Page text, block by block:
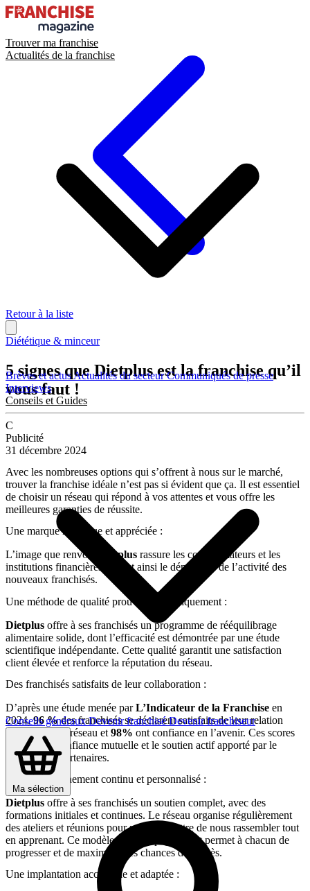
Trouver ma franchise
Actualités de la franchise
Brèves et actus Actualités du secteurCommuniqués de presse
Interviews
Conseils et Guides
Conseils générauxDevenir franchiséDevenir franchiseur
Ma sélection
Retour à la liste
Diététique & minceur
5 signes que Dietplus est la franchise qu’il
vous faut !
C
Publicité
31 décembre 2024
Avec les nombreuses options qui s’offrent à nous sur le marché,
trouver la franchise idéale n’est pas si évident que ça. Il est essentiel
de choisir un réseau qui répond à vos attentes et vous offre les
meilleures garanties de réussite.
Une marque reconnue et appréciée :
L’image que renvoie
Dietplus rassure les consommateurs et les
institutions financières, aidant ainsi le démarrage de l’activité des
nouveaux franchisés.
Une méthode de qualité prouvée scientifiquement :
Dietplus offre à ses franchisés un programme de rééquilibrage
alimentaire solide, dont l’efficacité est démontrée par une étude
scientifique indépendante. Cette qualité garantit une satisfaction
client élevée et renforce la réputation du réseau.
Des franchisés satisfaits de leur collaboration :
D’après une étude menée parL’Indicateur de la Franchise en
2024,96 %des franchisés se déclarent satisfaits de leur relation
avec la tête de réseau et 98% ont confiance en l’avenir. Ces scores
illustrent la confiance mutuelle et le soutien actif apporté par le
réseau à ses partenaires.
Un accompagnement continu et personnalisé :
Dietplus offre à ses franchisés un soutien complet, avec des
formations initiales et continues. Le réseau organise régulièrement
des ateliers et réunions pour nous permettre de nous rassembler tout
en apprenant. Ce modèle d’accompagnement permet à chacun de
progresser et de maximiser ses chances de succès.
Une implantation accessible et adaptée :